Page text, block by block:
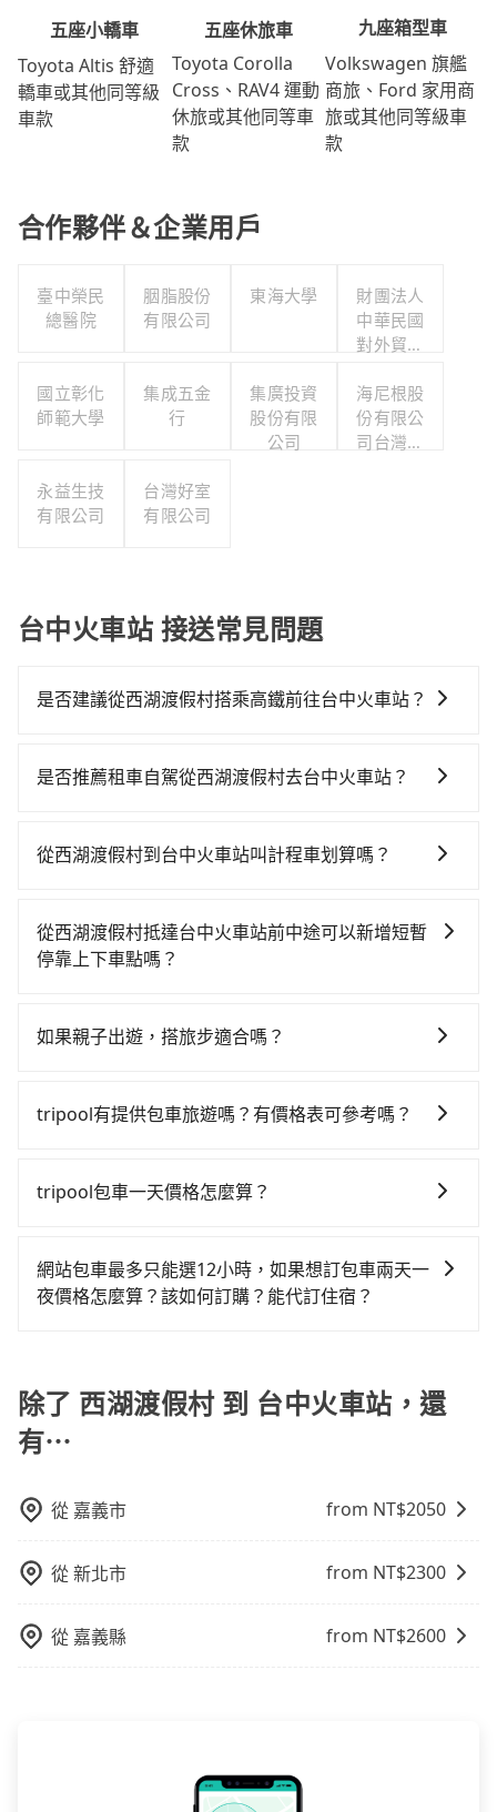
五座小轎車
Toyota Altis 舒適
轎車或其他同等級
車款
五座休旅車
Toyota Corolla
Cross、RAV4 運動
休旅或其他同等車
款
九座箱型車
Volkswagen 旗艦
商旅、Ford 家用商
旅或其他同等級車
款
合作夥伴＆企業用戶
臺中榮民
總醫院
胭脂股份
有限公司
東海大學
財團法人
中華民國
對外貿易
國立彰化
師範大學
集成五金
行
集廣投資
股份有限
公司
海尼根股
份有限公
司台灣分
永益生技
有限公司
台灣好室
有限公司
台中火車站 接送常見問題
是否建議從西湖渡假村搭乘高鐵前往台中火車站？
較貴、費時、轉車麻煩，且難叫計程車前往高鐵站！苗
案。假設從西湖渡假村 (苗栗縣三義鄉) 前往最靠近的苗
的時間約15分鐘，再乘坐16~18分鐘（平均17分）的高
鐵從苗栗站前往台中高鐵站，每人票價270元，再用10
的目的地。全程加上轉車時間共1小時51分鐘，假設一人
句話說，臨時要叫小黃的難度是雙北大城市的200倍。縱
全程使用tripool並到府專車接送，則僅需花費約1,420
乘與等車上，現在還不馬上來預約tripool！
是否推薦租車自駕從西湖渡假村去台中火車站？
對的時間彈性，最重要的是你當天就要來回，那在苗栗
公里再額外加收$3.2，從西湖渡假村到台中火車站的花
費預估為$750~1,250（金額差異來自於平假日、車款差
險與可能的罰單都需自付。再者，和運的iRent只提供最
七人座或九人座可供選擇，而且無人租車最令人詬病的
透一樣。另外，偶爾也會遇到明明已經預約了時間但上
有不小的風險。最後，雖然路邊隨租隨還看似方便，但
實際使用時還是有其區域的限制，實際可停靠的地點與
從西湖渡假村到台中火車站叫計程車划算嗎？
灣大車隊，如果在路邊攔不到車，也可考慮打電話至苗
栗縣三義鄉當地唯一的計程車行-三義計程車等叫車看
0.5%，也就是說要臨時叫到小黃的難度是台北或新北的
場被坑受騙。雖然西湖渡假村到台中火車站的跳表小黃
預約一台專車服務。
從西湖渡假村抵達台中火車站前中途可以新增短暫
停靠上下車點嗎？
假村前往台中火車站的途中可備註加點。每個加點位
間，收取額外費用是必要的補償。
如果親子出遊，搭旅步適合嗎？
椅及兒童用增高墊供您選購(租借300元/個)，讓您和孩子
tripool有提供包車旅遊嗎？有價格表可參考嗎？
車旅遊，從單純的單趟接送到算時間的計時包車都有，
網站試算即真實價格，免去來回電話確認。一天包車的
價格可能跟其他車隊相差無幾，但是如果只需要短時數
tripool包車一天價格怎麼算？
需行程的公里數及車型而有所不同，建議可以直接上旅
步官網一鍵查價，即時試算您包車費用，清楚透明，且
網站包車最多只能選12小時，如果想訂包車兩天一
夜價格怎麼算？該如何訂購？能代訂住宿？
的行程。另外，目前旅步只提供接送服務，暫不提供代
訂住宿服務。
除了 西湖渡假村 到 台中火車站，還
有⋯
從 嘉義市 from NT$2050
從新北市 from NT$2300
從 嘉義縣 from NT$2600